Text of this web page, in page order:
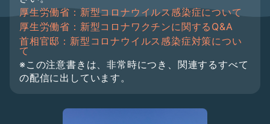
厚生労働省：新型コロナウイルス感染症について
厚生労働省：新型コロナワクチンに関するQ&A
首相官邸：新型コロナウイルス感染症対策につい
て
※この注意書きは、非常時につき、関連するすべて
の配信に出しています。